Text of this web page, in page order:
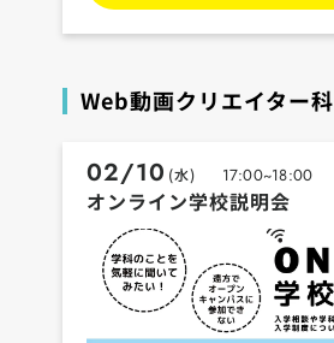
Web動画クリエイター科
02/10 (水) 17:00~18:00
オンライン学校説明会